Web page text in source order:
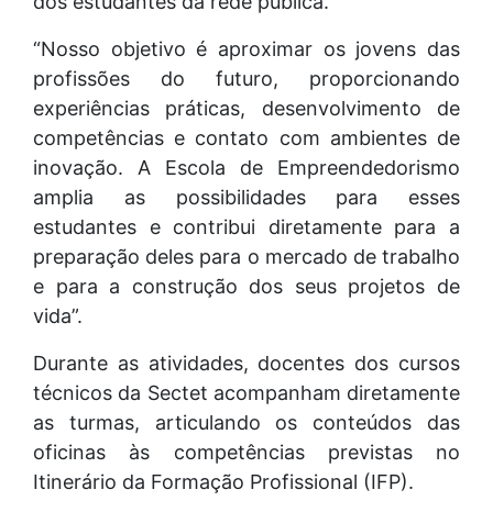
“Nosso objetivo é aproximar os jovens das
profissões do futuro, proporcionando
experiências práticas, desenvolvimento de
competências e contato com ambientes de
inovação. A Escola de Empreendedorismo
amplia as possibilidades para esses
estudantes e contribui diretamente para a
preparação deles para o mercado de trabalho
e para a construção dos seus projetos de
vida”.
Durante as atividades, docentes dos cursos
técnicos da Sectet acompanham diretamente
as turmas, articulando os conteúdos das
oficinas às competências previstas no
Itinerário da Formação Profissional (IFP).